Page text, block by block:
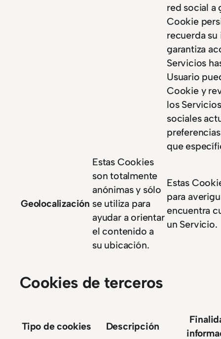
red social a
Cookie
recuerda
garantiza
Servicios
Usuario
Cookie y
los
sociales
que
Geolocalización
Estas Cookies
son totalmente
anónimas y sólo
se utiliza para
ayudar a orientar
el contenido a
su ubicación.
Estas
para
encuentra
un Servicio.
Cookies de terceros
Tipo de cookies Descripción